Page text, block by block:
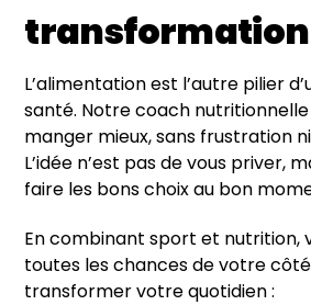
transformation
L’alimentation est l’autre pilier
santé. Notre coach
manger mieux, sans frustration
L’idée n’est pas de vous priver,
faire les bons choix au bon
En combinant sport et nutrition,
toutes les chances de votre
transformer votre quotidien :